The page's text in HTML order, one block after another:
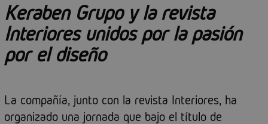
Keraben Grupo y la revista
Interiores unidos por la pasión
por el diseño
La compañía, junto con la revista Interiores, ha
organizado una jornada que bajo el título de